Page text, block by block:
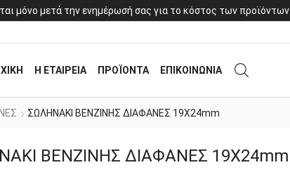
μόνο μετά την ενημέρωσή σας για το κόστος των προϊόντων.
Η ΕΤΑΙΡΕΙΑ ΠΡΟΪΟΝΤΑ ΕΠΙΚΟΙΝΩΝΙΑ
ΣΩΛΗΝΑΚΙ ΒΕΝΖΙΝΗΣ ΔΙΑΦΑΝΕΣ 19Χ24mm
ΒΕΝΖΙΝΗΣ ΔΙΑΦΑΝΕΣ 19Χ24mm